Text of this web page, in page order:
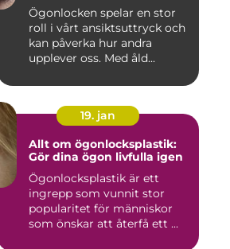
Ögonlocken spelar en stor
roll i vårt ansiktsuttryck och
kan påverka hur andra
upplever oss. Med åld...
19. jan
Allt om ögonlocksplastik:
Gör dina ögon livfulla igen
Ögonlocksplastik är ett
ingrepp som vunnit stor
popularitet för människor
som önskar att återfå ett ...